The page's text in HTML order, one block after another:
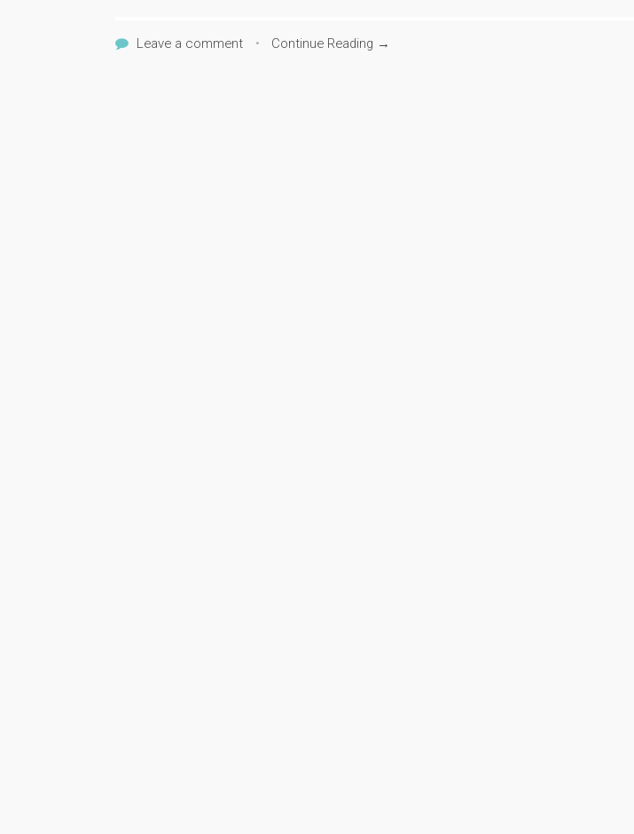
Leave a comment • Continue Reading →